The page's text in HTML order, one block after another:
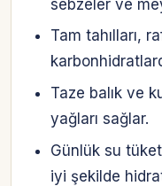
sebzeler ve
Tam tahılları,
Taze balık ve
yağları sağlar.
Günlük su
iyi şekilde